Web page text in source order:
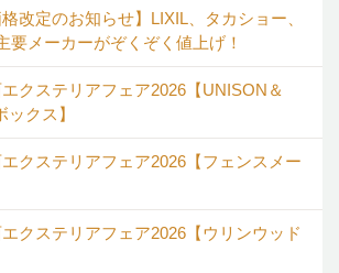
格改定のお知らせ】LIXIL、タカショー、
要メーカーがぞくぞく値上げ！
クステリアフェア2026【UNISON＆
クス】
クステリアフェア2026【フェンスメー
クステリアフェア2026【ウリンウッド